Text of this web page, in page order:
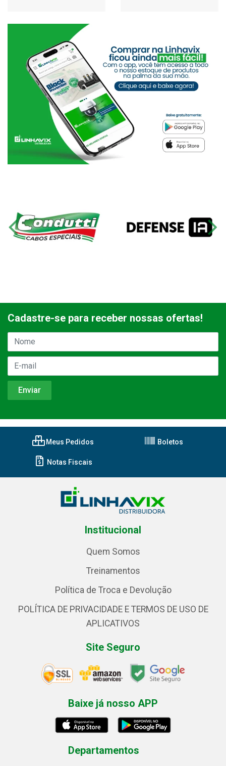
Cadastre-se para receber nossas ofertas!
Meus Pedidos Boletos
Notas Fiscais
Institucional
Quem Somos
Treinamentos
Política de Troca e Devolução
POLÍTICA DE PRIVACIDADE E TERMOS DE USO DE
APLICATIVOS
Site Seguro
Baixe já nosso APP
Departamentos